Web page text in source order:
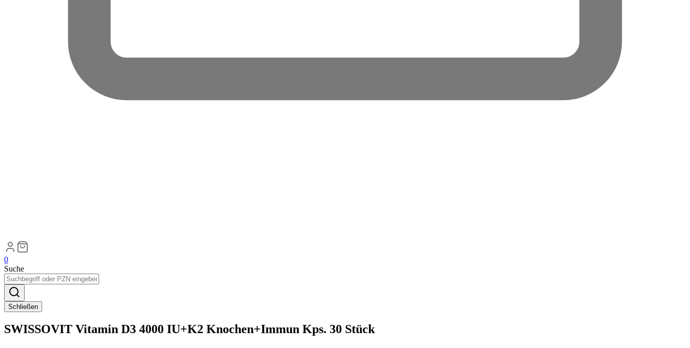
0
Suche
Schließen
SWISSOVIT Vitamin D3 4000 IU+K2 Knochen+Immun Kps. 30 Stück